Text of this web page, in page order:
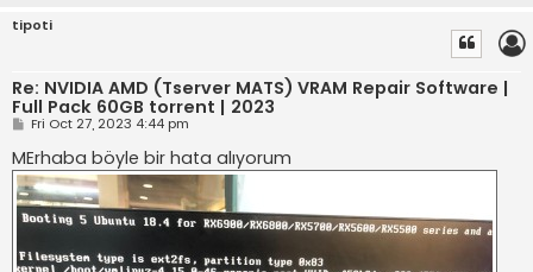
tipoti
Re: NVIDIA AMD (Tserver MATS) VRAM Repair Software |
Full Pack 60GB torrent | 2023
P
s
t
Fri Oct 27, 2023 4:44 pm
MErhaba böyle bir hata alıyorum